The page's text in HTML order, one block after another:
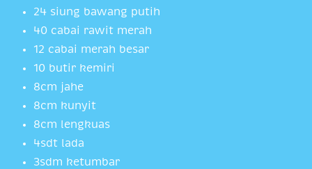
24 siung bawang putih
40 cabai rawit merah
12 cabai merah besar
10 butir kemiri
8cm jahe
8cm kunyit
8cm lengkuas
4sdt lada
3sdm ketumbar